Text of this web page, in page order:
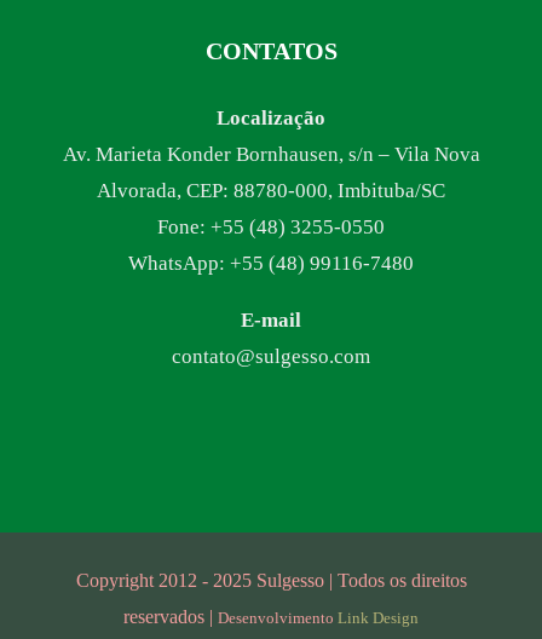
CONTATOS
Localização
Av. Marieta Konder Bornhausen, s/n – Vila Nova
Alvorada, CEP: 88780-000, Imbituba/SC
Fone: +55 (48) 3255-0550
WhatsApp: +55 (48) 99116-7480
E-mail
contato@sulgesso.com
Copyright 2012 - 2025 Sulgesso | Todos os direitos
reservados | Desenvolvimento Link Design